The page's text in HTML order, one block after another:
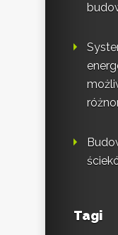
Tagi